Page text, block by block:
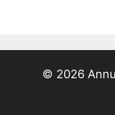
© 2026